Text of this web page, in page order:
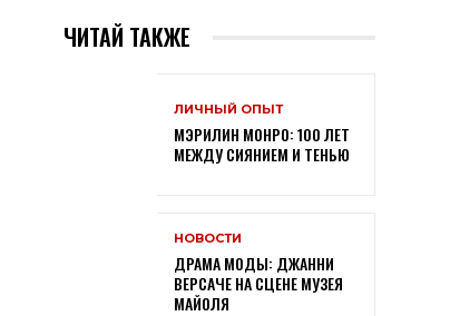
ЧИТАЙ ТАКЖЕ
ЛИЧНЫЙ ОПЫТ
МЭРИЛИН МОНРО: 100 ЛЕТ
МЕЖДУ СИЯНИЕМ И ТЕНЬЮ
НОВОСТИ
ДРАМА МОДЫ: ДЖАННИ
ВЕРСАЧЕ НА СЦЕНЕ МУЗЕЯ
МАЙОЛЯ